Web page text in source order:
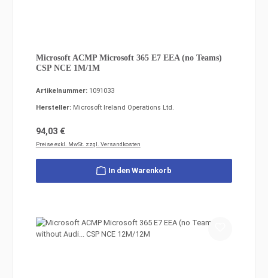
Microsoft ACMP Microsoft 365 E7 EEA (no Teams)
CSP NCE 1M/1M
Artikelnummer: 1091033
Hersteller: Microsoft Ireland Operations Ltd.
Regulärer Preis:
94,03 €
Preise exkl. MwSt. zzgl. Versandkosten
In den Warenkorb